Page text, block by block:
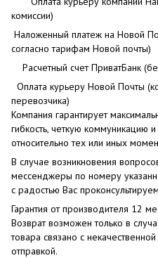
комиссии)
Наложенный платеж на Новой
согласно тарифам Новой почты)
Расчетный счет ПриватБанк
Оплата курьеру Новой Почты
перевозчика)
Компания гарантирует
гибкость, четкую коммуникацию
относительно тех или иных
В случае возникновения
мессенджеры по номеру
с радостью Вас
Гарантия от производителя 12
Возврат возможен только в
товара связано с
отправкой.